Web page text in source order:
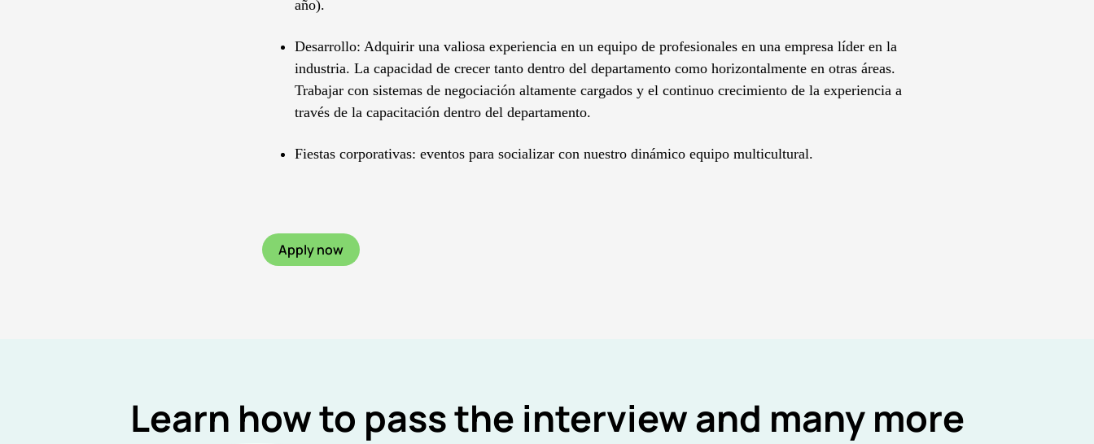
año).
Desarrollo: Adquirir una valiosa experiencia en un equipo de profesionales en una empresa líder en la
industria. La capacidad de crecer tanto dentro del departamento como horizontalmente en otras áreas.
Trabajar con sistemas de negociación altamente cargados y el continuo crecimiento de la experiencia a
través de la capacitación dentro del departamento.
Fiestas corporativas: eventos para socializar con nuestro dinámico equipo multicultural.
Apply now
Learn how to pass the interview and many more